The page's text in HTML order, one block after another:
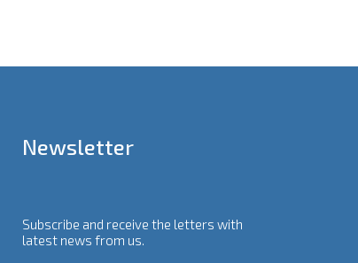
Newsletter
Subscribe and receive the letters with
latest news from us.